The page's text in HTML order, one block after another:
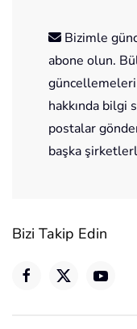
Bizimle
abone olun.
güncellemeleri
hakkında bilgi
postalar
başka
Bizi Takip Edin